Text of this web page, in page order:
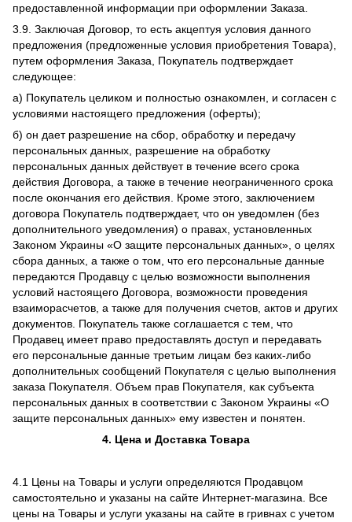
предоставленной информации при оформлении Заказа.
3.9. Заключая Договор, то есть акцептуя условия данного
предложения (предложенные условия приобретения Товара),
путем оформления Заказа, Покупатель подтверждает
следующее:
а) Покупатель целиком и полностью ознакомлен, и согласен с
условиями настоящего предложения (оферты);
б) он дает разрешение на сбор, обработку и передачу
персональных данных, разрешение на обработку
персональных данных действует в течение всего срока
действия Договора, а также в течение неограниченного срока
после окончания его действия. Кроме этого, заключением
договора Покупатель подтверждает, что он уведомлен (без
дополнительного уведомления) о правах, установленных
Законом Украины «О защите персональных данных», о целях
сбора данных, а также о том, что его персональные данные
передаются Продавцу с целью возможности выполнения
условий настоящего Договора, возможности проведения
взаиморасчетов, а также для получения счетов, актов и других
документов. Покупатель также соглашается с тем, что
Продавец имеет право предоставлять доступ и передавать
его персональные данные третьим лицам без каких-либо
дополнительных сообщений Покупателя с целью выполнения
заказа Покупателя. Объем прав Покупателя, как субъекта
персональных данных в соответствии с Законом Украины «О
защите персональных данных» ему известен и понятен.
4. Цена и Доставка Товара
4.1 Цены на Товары и услуги определяются Продавцом
самостоятельно и указаны на сайте Интернет-магазина. Все
цены на Товары и услуги указаны на сайте в гривнах с учетом